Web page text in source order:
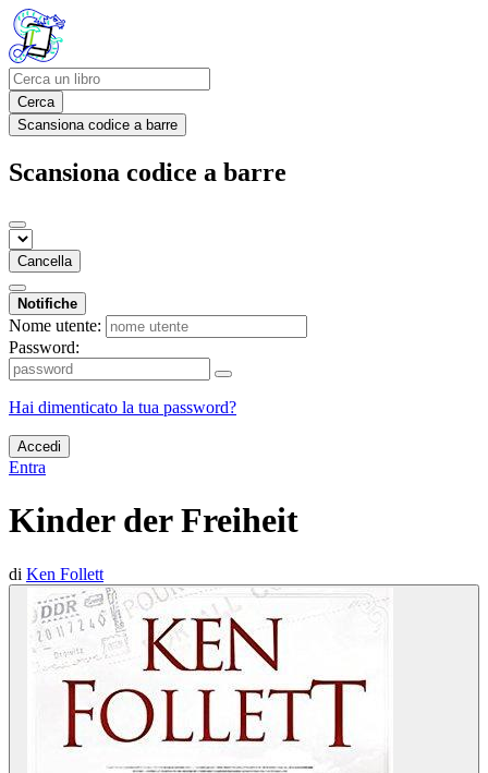
Cerca
Scansiona codice a barre
Scansiona codice a barre
Cancella
Notifiche
Nome utente:
Password:
Hai dimenticato la tua password?
Accedi
Entra
Kinder der Freiheit
di Ken Follett